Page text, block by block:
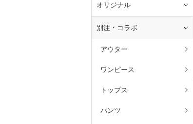
オリジナル
別注・コラボ
アウター
ワンピース
トップス
パンツ